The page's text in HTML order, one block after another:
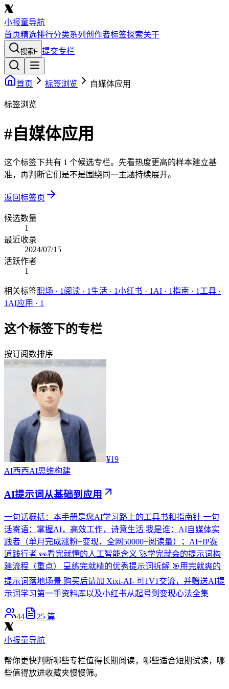
小报童导航
首页精选排行分类系列 创作者标签探索关于
搜索F 提交专栏
首页 标签浏览 自媒体应用
标签浏览
#自媒体应用
这个标签下共有 1 个候选专栏。先看热度更高的样本建立基
准，再判断它们是不是围绕同一主题持续展开。
返回标签页
候选数量
1
最近收录
2024/07/15
活跃作者
1
相关标签职场 · 1 阅读 · 1 生活 · 1小红书 · 1 AI · 1指南 · 1 工具 ·
1 AI应用 · 1
这个标签下的专栏
按订阅数排序
¥19
AI西西AI思维构建
AI提示词从基础到应用
一句话概括：本手册是您AI学习路上的工具书和指南针 一句
话寄语：掌握AI，高效工作，诗意生活 我是谁：AI自媒体实
践者（单月完成涨粉+变现，全网50000+阅读量）；AI+IP赛
道践行者 👀看完就懂的人工智能含义 🚀学完就会的提示词构
建流程（重点） 💻练完就精的优秀提示词拆解 🎯用完就爽的
提示词落地场景 购买后请加 Xixi-AI- 可1V1交流，并赠送AI提
示词学习第一手资料库以及小红书从起号到变现心法全集
44 25 篇
小报童导航
帮你更快判断哪些专栏值得长期阅读，哪些适合短期试读，哪
些值得放进收藏夹慢慢筛。